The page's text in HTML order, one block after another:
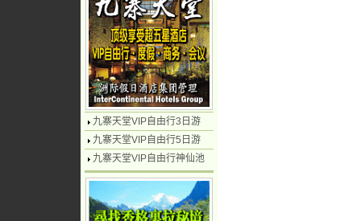
九寨天堂VIP自由行3日游
九寨天堂VIP自由行5日游
九寨天堂VIP自由行神仙池